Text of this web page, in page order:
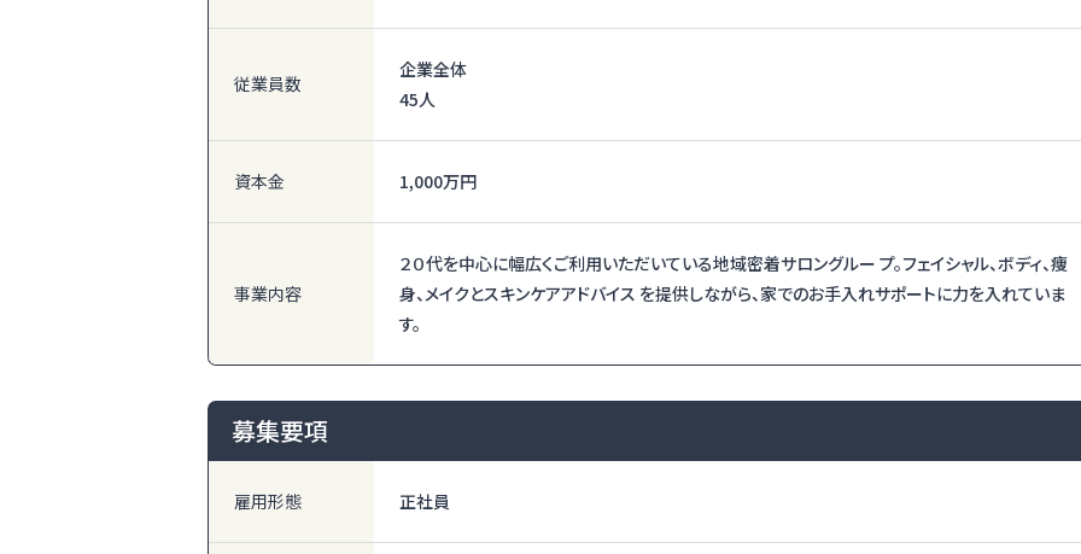
従業員数
企業全体
45人
資本金 1,000万円
事業内容
２０代を中心に幅広くご利用いただいている地域密着サロングルー プ。フェイシャル、ボディ、痩
身、メイクとスキンケアアドバイス を提供しながら、家でのお手入れサポートに力を入れていま
す。
募集要項
雇用形態 正社員